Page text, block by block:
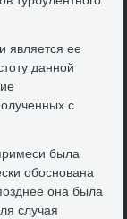
является ее
данной
с
была
обоснована
она была
случая